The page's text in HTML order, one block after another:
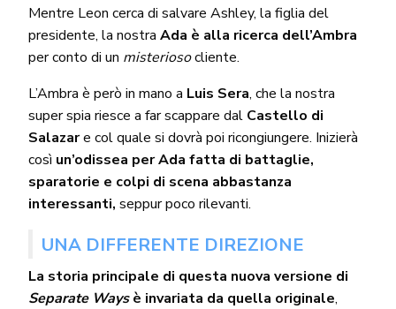
Mentre Leon cerca di salvare Ashley, la figlia del
presidente, la nostra Ada è alla ricerca dell’Ambra
per conto di un misteriosocliente.
L’Ambra è però in mano a Luis Sera, che la nostra
super spia riesce a far scappare dal Castello di
Salazare col quale si dovrà poi ricongiungere. Inizierà
così un’odissea per Ada fatta di battaglie,
sparatorie e colpi di scena abbastanza
interessanti, seppur poco rilevanti.
UNA DIFFERENTE DIREZIONE
La storia principale di questa nuova versione di
Separate Waysè invariata da quella originale,